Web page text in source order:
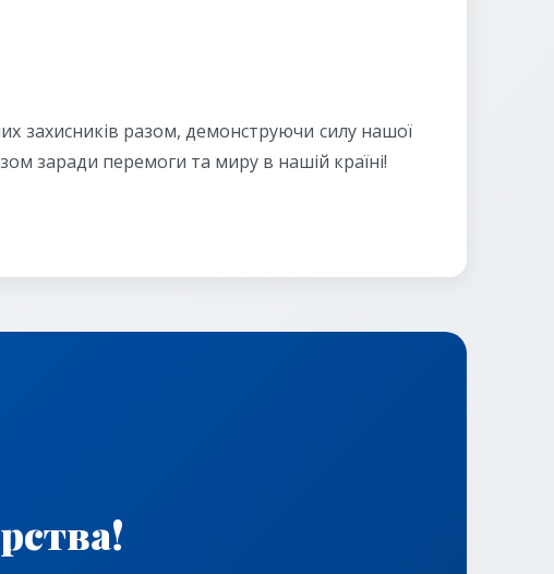
захисників разом, демонструючи силу нашої
заради перемоги та миру в нашій країні!